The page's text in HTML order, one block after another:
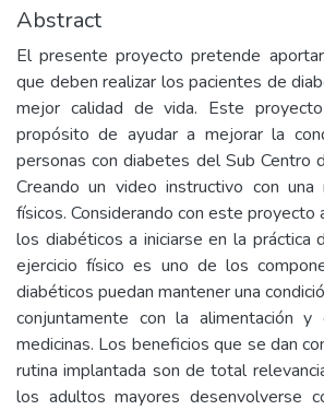
Abstract
El presente proyecto pretende
que deben realizar los pacientes de
mejor calidad de vida. Este
propósito de ayudar a mejorar la
personas con diabetes del Sub Centro
Creando un video instructivo con una
físicos. Considerando con este proyecto
los diabéticos a iniciarse en la práctica
ejercicio físico es uno de los
diabéticos puedan mantener una
conjuntamente con la alimentación
medicinas. Los beneficios que se dan
rutina implantada son de total
los adultos mayores desenvolverse